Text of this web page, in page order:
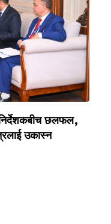
निर्देशकबीच छलफल,
उकास्न